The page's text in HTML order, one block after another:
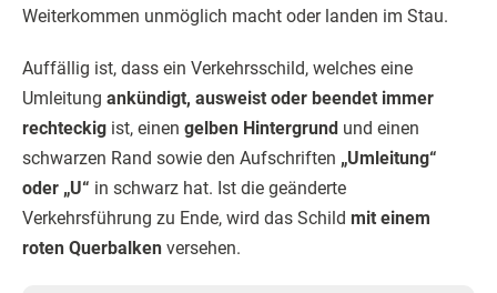
Weiterkommen unmöglich macht oder landen im Stau.
Auffällig ist, dass ein Verkehrsschild, welches eine
Umleitung ankündigt, ausweist oder beendet immer
rechteckig ist, einen gelben Hintergrund und einen
schwarzen Rand sowie den Aufschriften „Umleitung“
oder „U“ in schwarz hat. Ist die geänderte
Verkehrsführung zu Ende, wird das Schild mit einem
roten Querbalken versehen.